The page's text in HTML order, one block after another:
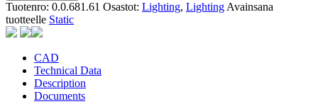
Tuotenro: 0.0.681.61 Osastot: Lighting, Lighting Avainsana
tuotteelle Static
CAD
Technical Data
Description
Documents